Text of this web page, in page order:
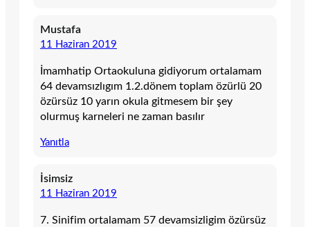
Mustafa
11 Haziran 2019
İmamhatip Ortaokuluna gidiyorum ortalamam
64 devamsızlıgım 1.2.dönem toplam özürlü 20
özürsüz 10 yarın okula gitmesem bir şey
olurmuş karneleri ne zaman basılır
Yanıtla
İsimsiz
11 Haziran 2019
7. Sinifim ortalamam 57 devamsizligim özürsüz